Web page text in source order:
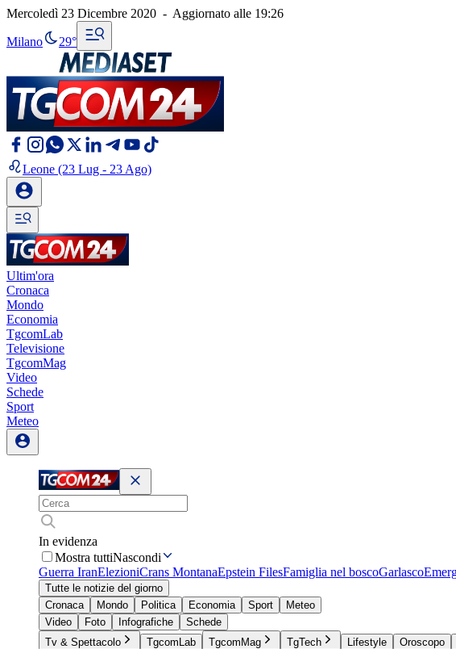
Mercoledì 23 Dicembre 2020 - Aggiornato alle 19:26
Milano 29°
Leone (23 Lug - 23 Ago)
Ultim'ora
Cronaca
Mondo
Economia
TgcomLab
Televisione
TgcomMag
Video
Schede
Sport
Meteo
In evidenza
Mostra tuttiNascondi
Guerra IranElezioniCrans MontanaEpstein FilesFamiglia nel boscoGarlasco
Tutte le notizie del giorno
Cronaca
Mondo Politica Economia Sport
Meteo
Video
Foto Infografiche
Schede
Tv & Spettacolo
TgcomLab TgcomMag TgTech Lifestyle Oroscopo